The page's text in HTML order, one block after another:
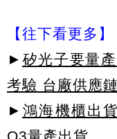
【往下看更多】
► 矽光子要量
考驗 台廠供應
► 鴻海機櫃出